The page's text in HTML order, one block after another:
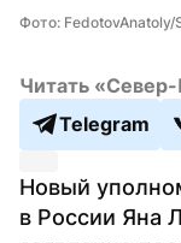
Фото:
Читать
Telegram
Новый
в России Яна